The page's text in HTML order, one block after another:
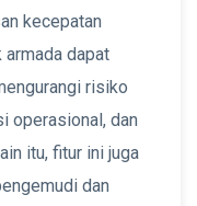
kecepatan
armada dapat
risiko
operasional, dan
itu, fitur ini juga
dan